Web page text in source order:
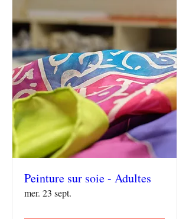
Peinture sur soie - Adultes
mer. 23 sept.